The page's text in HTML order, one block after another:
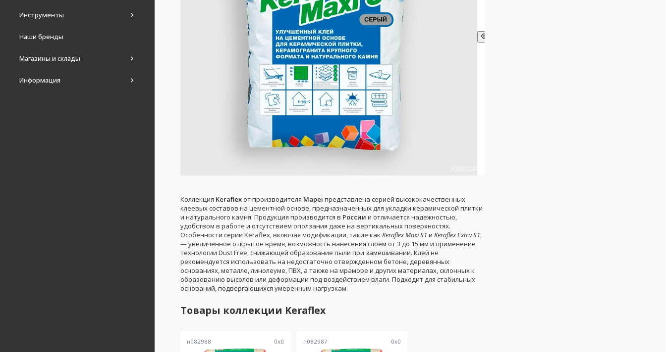
Инструменты
Наши бренды
Магазины и склады
Информация
Коллекция Keraflex от производителя Mapei представлена серией высококачественных
клеевых составов на цементной основе, предназначенных для укладки керамической плитки
и натурального камня. Продукция производится в России и отличается надежностью,
удобством в работе и отсутствием оползания даже на вертикальных поверхностях.
Особенности серии Keraflex, включая модификации, такие как Keraflex Maxi S1 и Keraflex Extra S1
— увеличенное открытое время, возможность нанесения слоем от 3 до 15 мм и применение
технологии Dust Free, снижающей образование пыли при замешивании. Клей не
рекомендуется использовать на недостаточно отвержденном бетоне, деревянных
основаниях, металле, линолеуме, ПВХ, а также на мраморе и других материалах, склонных к
образованию высолов или деформации под воздействием влаги. Подходит для стабильных
оснований, подвергающихся умеренным нагрузкам.
Товары коллекции Keraflex
n082988 0x0 n082987 0x0